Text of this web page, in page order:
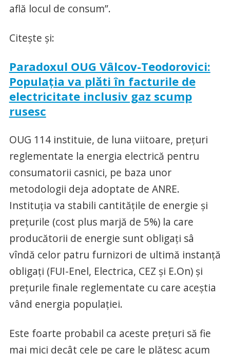
află locul de consum”.
Citeşte şi:
Paradoxul OUG Vâlcov-Teodorovici:
Populaţia va plăti în facturile de
electricitate inclusiv gaz scump
rusesc
OUG 114 instituie, de luna viitoare, preţuri
reglementate la energia electrică pentru
consumatorii casnici, pe baza unor
metodologii deja adoptate de ANRE.
Instituţia va stabili cantităţile de energie şi
preţurile (cost plus marjă de 5%) la care
producătorii de energie sunt obligaţi sâ
vîndă celor patru furnizori de ultimă instanţă
obligaţi (FUI-Enel, Electrica, CEZ şi E.On) şi
preţurile finale reglementate cu care aceştia
vând energia populaţiei.
Este foarte probabil ca aceste preţuri să fie
mai mici decât cele pe care le plătesc acum